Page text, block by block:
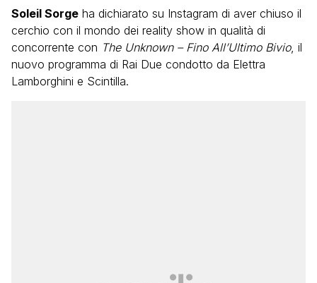
Soleil Sorge ha dichiarato su Instagram di aver chiuso il
cerchio con il mondo dei reality show in qualità di
concorrente con The Unknown – Fino All’Ultimo Bivio, il
nuovo programma di Rai Due condotto da Elettra
Lamborghini e Scintilla.